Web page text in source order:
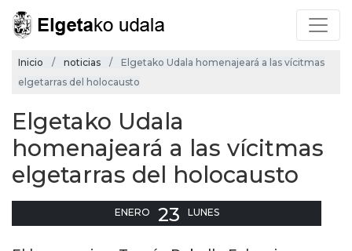
Inicio noticias
Elgetako Udala homenajeará a las vícitmas
elgetarras del holocausto
Elgetako Udala
homenajeará a las vícitmas
elgetarras del holocausto
ENERO 23 LUNES